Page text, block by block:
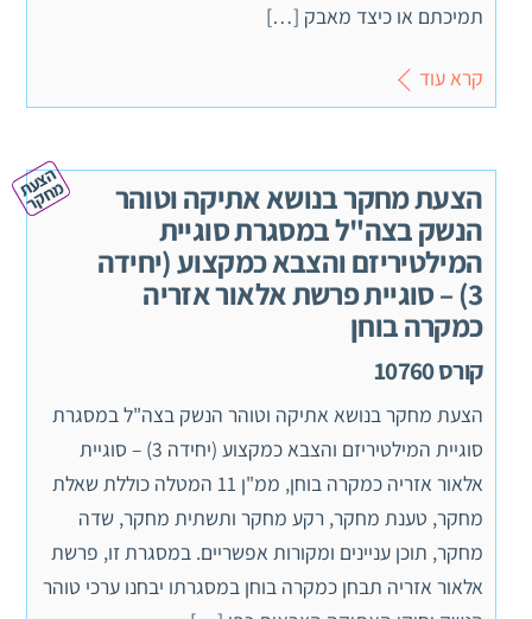
תמיכתם או כיצד מאבק […]
קרא עוד
הצעת מחקר בנושא אתיקה וטוהר
הנשק בצה"ל במסגרת סוגיית
המילטיריזם והצבא כמקצוע (יחידה
3) – סוגיית פרשת אלאור אזריה
כמקרה בוחן
קורס 10760
ה
צ
ע
ת מ
ח
ק
ר
הצעת מחקר בנושא אתיקה וטוהר הנשק בצה"ל במסגרת
סוגיית המילטיריזם והצבא כמקצוע (יחידה 3) – סוגיית
אלאור אזריה כמקרה בוחן, ממ"ן 11 המטלה כוללת שאלת
מחקר, טענת מחקר, רקע מחקר ותשתית מחקר, שדה
מחקר, תוכן עניינים ומקורות אפשריים. במסגרת זו, פרשת
אלאור אזריה תבחן כמקרה בוחן במסגרתו יבחנו ערכי טוהר